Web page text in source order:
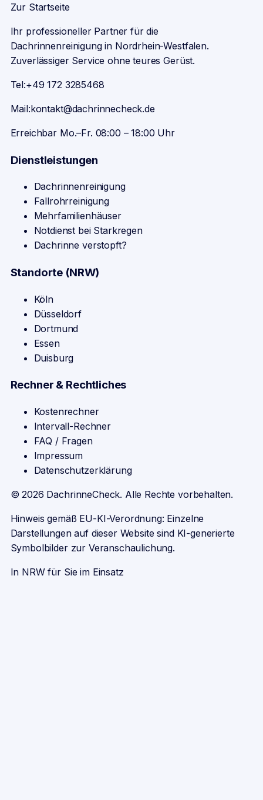
Zur Startseite
Ihr professioneller Partner für die
Dachrinnenreinigung in Nordrhein-Westfalen.
Zuverlässiger Service ohne teures Gerüst.
Tel:+49 172 3285468
Mail:kontakt@dachrinnecheck.de
Erreichbar Mo.–Fr. 08:00 – 18:00 Uhr
Dienstleistungen
Dachrinnenreinigung
Fallrohrreinigung
Mehrfamilienhäuser
Notdienst bei Starkregen
Dachrinne verstopft?
Standorte (NRW)
Köln
Düsseldorf
Dortmund
Essen
Duisburg
Rechner & Rechtliches
Kostenrechner
Intervall-Rechner
FAQ / Fragen
Impressum
Datenschutzerklärung
©2026 DachrinneCheck. Alle Rechte vorbehalten.
Hinweis gemäß EU-KI-Verordnung: Einzelne
Darstellungen auf dieser Website sind KI-generierte
Symbolbilder zur Veranschaulichung.
In NRW für Sie im Einsatz